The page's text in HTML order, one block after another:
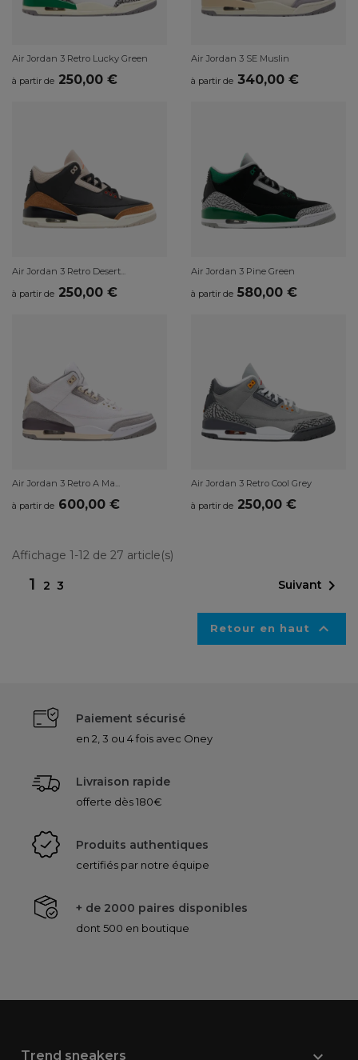
Air Jordan 3 Retro Lucky Green
à partir de 250,00 €
Air Jordan 3 SE Muslin
à partir de 340,00 €
Air Jordan 3 Retro Desert...
à partir de 250,00 €
Air Jordan 3 Pine Green
à partir de 580,00 €
Air Jordan 3 Retro A Ma...
à partir de 600,00 €
Air Jordan 3 Retro Cool Grey
à partir de 250,00 €
Affichage 1-12 de 27 article(s)
1 2 3 Suivant 
Retour en haut 
Paiement sécurisé
en 2, 3 ou 4 fois avec Oney
Livraison rapide
offerte dès 180€
Produits authentiques
certifiés par notre équipe
+ de 2000 paires disponibles
dont 500 en boutique
Trend sneakers